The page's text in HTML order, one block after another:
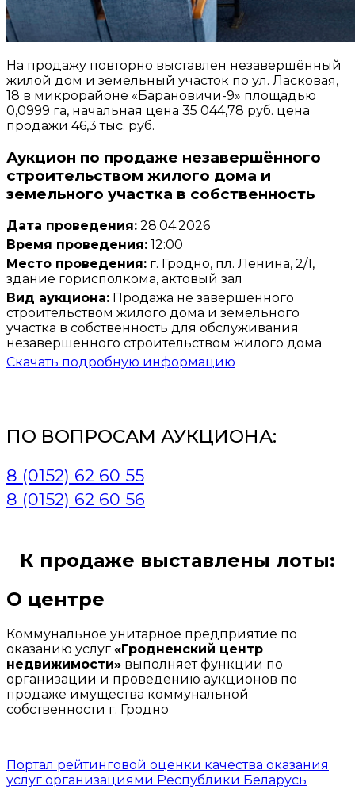
На продажу повторно выставлен незавершённый
жилой дом и земельный участок по ул. Ласковая,
18 в микрорайоне «Барановичи-9» площадью
0,0999 га, начальная цена 35 044,78 руб. цена
продажи 46,3 тыс. руб.
Аукцион по продаже незавершённого
строительством жилого дома и
земельного участка в собственность
Дата проведения: 28.04.2026
Время проведения: 12:00
Место проведения: г. Гродно, пл. Ленина, 2/1,
здание горисполкома, актовый зал
Вид аукциона: Продажа не завершенного
строительством жилого дома и земельного
участка в собственность для обслуживания
незавершенного строительством жилого дома
Скачать подробную информацию
ПО ВОПРОСАМ АУКЦИОНА:
8 (0152) 62 60 55
8 (0152) 62 60 56
К продаже выставлены лоты:
О центре
Коммунальное унитарное предприятие по
оказанию услуг «Гродненский центр
недвижимости» выполняет функции по
организации и проведению аукционов по
продаже имущества коммунальной
собственности г. Гродно
Портал рейтинговой оценки качества оказания
услуг организациями Республики Беларусь